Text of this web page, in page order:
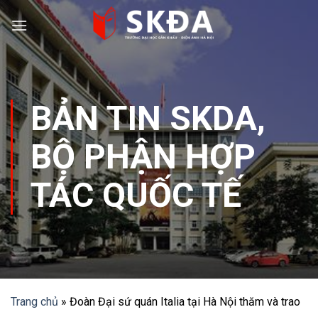
Skip
to
content
BẢN TIN SKDA,
BỘ PHẬN HỢP
TÁC QUỐC TẾ
Trang chủ » Đoàn Đại sứ quán Italia tại Hà Nội thăm và trao